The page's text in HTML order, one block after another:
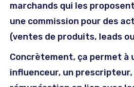
marchands qui les
une commission pour des
(ventes de produits, leads
Concrètement, ça permet à
influenceur, un